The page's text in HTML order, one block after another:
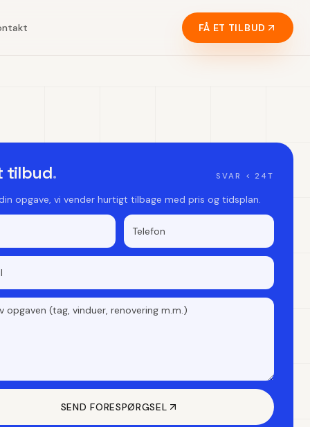
FÅ ET TILBUD
tilbud. SVAR < 24T
opgave, vi vender hurtigt tilbage med pris og tidsplan.
SEND FORESPØRGSEL